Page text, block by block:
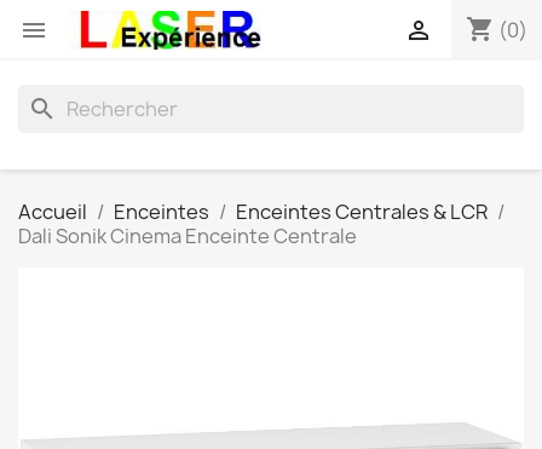
 shopping_cart (0)

search
Accueil Enceintes
Enceintes Centrales & LCR
Dali Sonik Cinema Enceinte Centrale